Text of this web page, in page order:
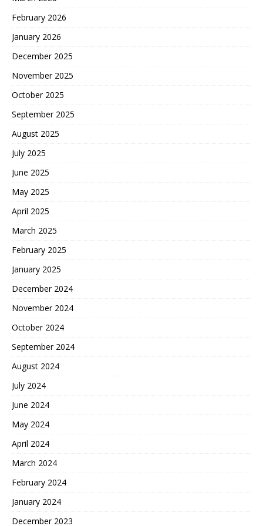
February 2026
January 2026
December 2025
November 2025
October 2025
September 2025
August 2025
July 2025
June 2025
May 2025
April 2025
March 2025
February 2025
January 2025
December 2024
November 2024
October 2024
September 2024
August 2024
July 2024
June 2024
May 2024
April 2024
March 2024
February 2024
January 2024
December 2023